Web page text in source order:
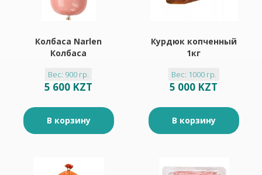
Колбаса Narlen
Колбаса
вареная 900гр
Вес: 900 гр.
5 600 KZT
В корзину
Курдюк копченный
1кг
Вес: 1000 гр.
5 000 KZT
В корзину